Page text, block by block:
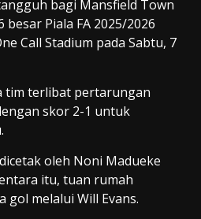
bagi Mansfield Town
Piala FA 2025/2026
Call Stadium pada Sabtu, 7
tim terlibat pertarungan
skor 2-1 untuk
oleh Noni Madueke
itu, tuan rumah
gol melalui Will Evans.